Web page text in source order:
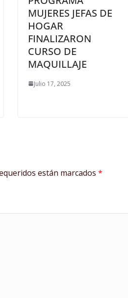
MUJERES JEFAS DE
HOGAR
FINALIZARON
CURSO DE
MAQUILLAJE
Julio 17, 2025
están marcados *